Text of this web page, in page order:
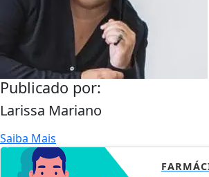
Publicado por:
Larissa Mariano
Saiba Mais